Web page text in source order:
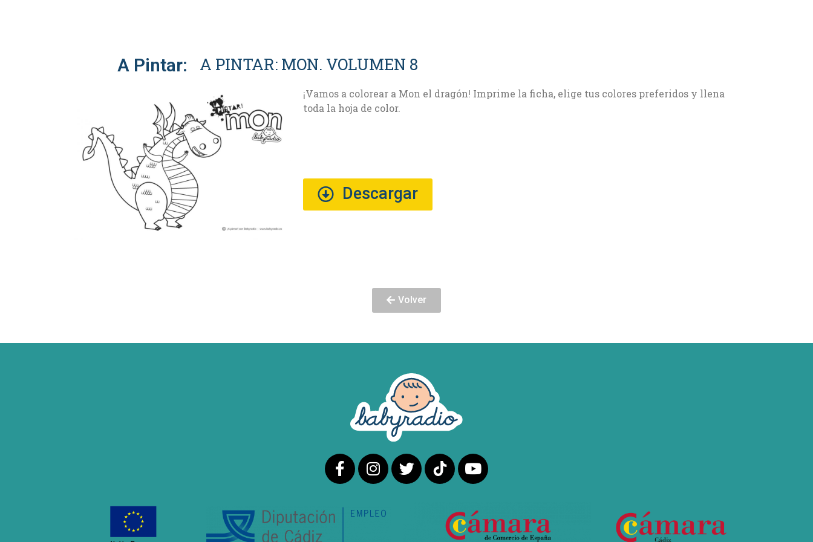
A Pintar: A PINTAR: MON. VOLUMEN 8
¡Vamos a colorear a Mon el dragón! Imprime la ficha, elige tus colores preferidos y llena
toda la hoja de color.
Descargar
Volver